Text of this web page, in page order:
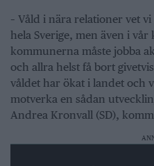
– Våld i nära relationer vet
hela Sverige, men även i
kommunerna måste jobba
och allra helst få bort
våldet har ökat i landet och
motverka en sådan
Andrea Kronvall (SD),